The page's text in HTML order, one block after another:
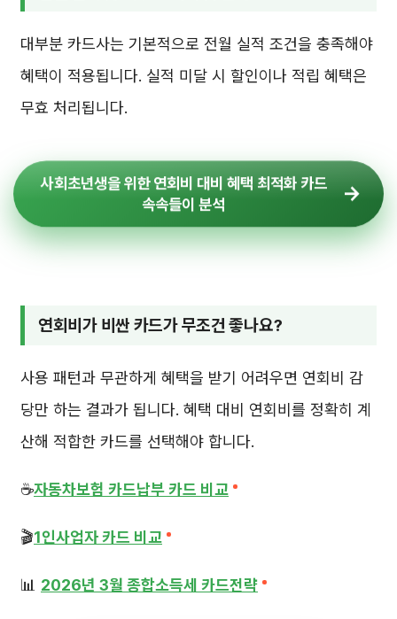
대부분 카드사는 기본적으로 전월 실적 조건을 충족해야
혜택이 적용됩니다. 실적 미달 시 할인이나 적립 혜택은
무효 처리됩니다.
사회초년생을 위한 연회비 대비 혜택 최적화 카드
속속들이 분석
연회비가 비싼 카드가 무조건 좋나요?
사용 패턴과 무관하게 혜택을 받기 어려우면 연회비 감
당만 하는 결과가 됩니다. 혜택 대비 연회비를 정확히 계
산해 적합한 카드를 선택해야 합니다.
☕자동차보험 카드납부 카드 비교
🎬1인사업자 카드 비교
📊 2026년 3월 종합소득세 카드전략